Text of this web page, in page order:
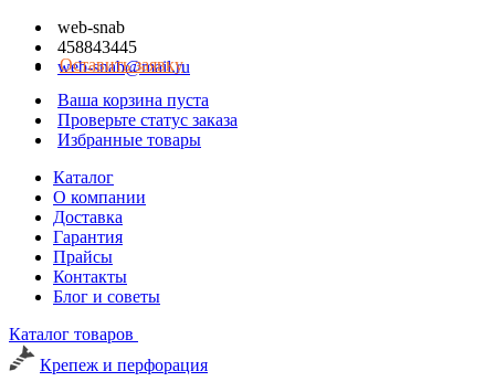
web-snab
458843445
web-snab@mail.ru
Оставить заявку
Ваша корзина пуста
Проверьте статус заказа
Избранные товары
Каталог
О компании
Доставка
Гарантия
Прайсы
Контакты
Блог и советы
Каталог товаров
Крепеж и перфорация